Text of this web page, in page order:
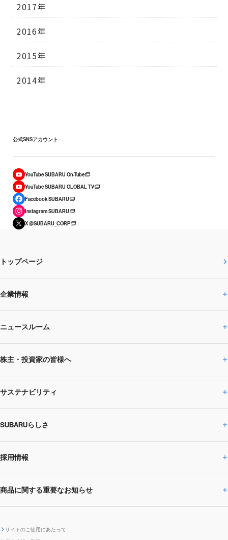
2017年
2016年
2015年
2014年
公式SNSアカウント
YouTube SUBARU On-Tube
YouTube SUBARU GLOBAL TV
Facebook SUBARU
Instagram SUBARU
X @SUBARU_CORP
トップページ
企業情報
企業情報トップ
SUBARUのありたい姿
SUBARU 2025方針
事業所・関係会社
ニュースルーム
ニュースルームトップ
ニュースリリース
閉じる
株主・投資家の皆様へ
株主・投資家の皆様へトップ
企業・経営
IRライブラリー
株主・投資家サポート
IRカレンダー
サステナビリティ
サステナビリティトップ
CEOサステナビリティ
環境
ガバナンス
SUBARUらしさ
SUBARUらしさトップ
SUBARUびと
SUBARUデザイン
採用情報
採用情報トップ
商品に関する重要なお知らせ
サイトのご使用にあたって